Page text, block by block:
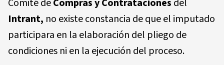
Comité deCompras y Contrataciones del
Intrant, no existe constancia de que el imputado
participara en la elaboración del pliego de
condiciones ni en la ejecución del proceso.